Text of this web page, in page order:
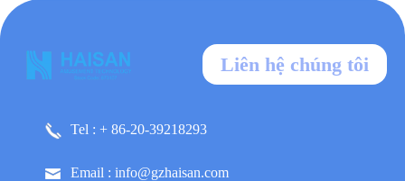
Liên hệ chúng tôi
Tel : + 86-20-39218293
Email : info@gzhaisan.com